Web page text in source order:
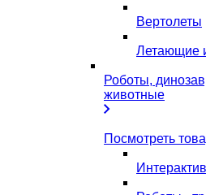
Вертолеты
Летающие
Роботы,
животные
Посмотреть